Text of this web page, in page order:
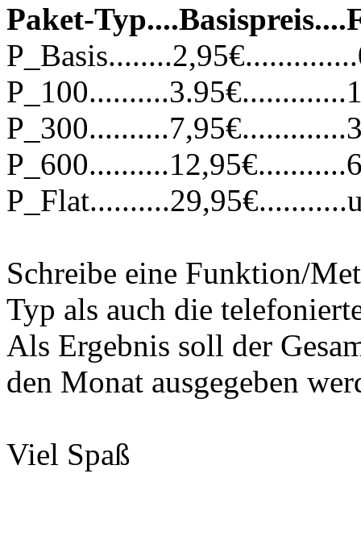
Paket-
Schreibe eine Funktion/
Typ als auch die
Als Ergebnis soll der
den Monat ausgegeben
Viel Spaß